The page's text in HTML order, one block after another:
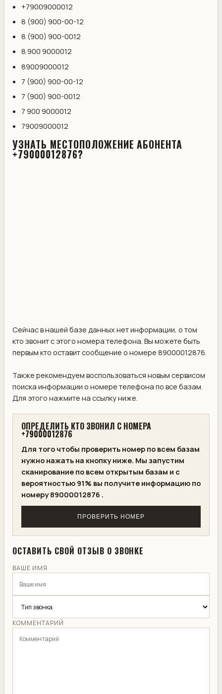
+79009000012
8 (900) 900-00-12
8 (900) 900-0012
8 900 9000012
89009000012
7 (900) 900-00-12
7 (900) 900-0012
7 900 9000012
79009000012
УЗНАТЬ МЕСТОПОЛОЖЕНИЕ АБОНЕНТА
+79000012876?
Сейчас в нашей базе данных нет информации, о том
кто звонит с этого номера телефона. Вы можете быть
первым кто оставит сообщение о номере 89000012876.
Также рекомендуем воспользоваться новым сервисом
поиска информации о номере телефона по все базам.
Для этого нажмите на ссылку ниже.
ОПРЕДЕЛИТЬ КТО ЗВОНИЛ С НОМЕРА
+79000012876
Для того чтобы проверить номер по всем базам
нужно нажать на кнопку ниже. Мы запустим
сканирование по всем открытым базам и с
вероятностью 91% вы получите информацию по
номеру 89000012876 .
ПРОВЕРИТЬ НОМЕР
ОСТАВИТЬ СВОЙ ОТЗЫВ О ЗВОНКЕ
ВАШЕ ИМЯ
КОММЕНТАРИЙ